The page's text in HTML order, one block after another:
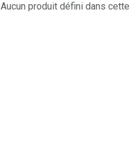
Aucun produit défini dans